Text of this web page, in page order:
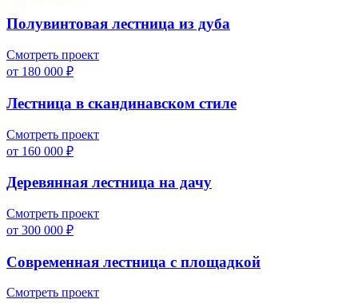
Полувинтовая лестница из дуба
Смотреть проект
от 180 000 ₽
Лестница в скандинавском стиле
Смотреть проект
от 160 000 ₽
Деревянная лестница на дачу
Смотреть проект
от 300 000 ₽
Современная лестница с площадкой
Смотреть проект